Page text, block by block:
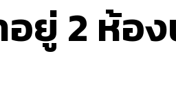
ยู่ 2 ห้อ